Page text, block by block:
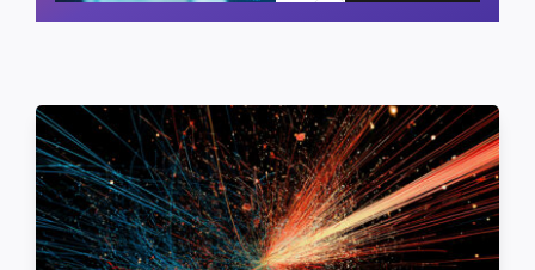
Planifier un appel